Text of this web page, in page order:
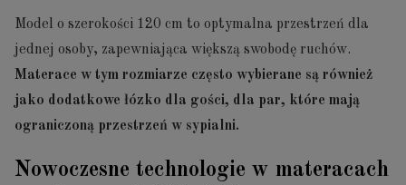
Model o szerokości 120 cm to optymalna przestrzeń dla
jednej osoby, zapewniająca większą swobodę ruchów.
Materace w tym rozmiarze często wybierane są również
jako dodatkowe łózko dla gości, dla par, które mają
ograniczoną przestrzeń w sypialni.
Nowoczesne technologie w materacach